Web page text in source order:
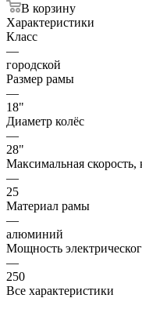
В корзину
Характеристики
Класс
—
городской
Размер рамы
—
18"
Диаметр колёс
—
28"
Максимальная скорость,
—
25
Материал рамы
—
алюминий
Мощность
—
250
Все характеристики